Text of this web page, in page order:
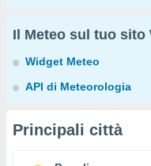
Il Meteo sul tuo sito
Widget Meteo
API di Meteorologia
Principali città